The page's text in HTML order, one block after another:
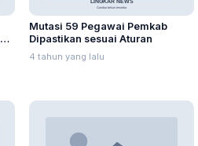
Mutasi 59 Pegawai Pemkab
Dipastikan sesuai Aturan
4 tahun yang lalu